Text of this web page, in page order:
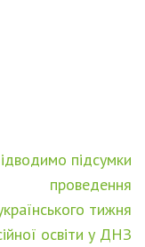
підсумки
проведення
тижня
освіти у ДНЗ